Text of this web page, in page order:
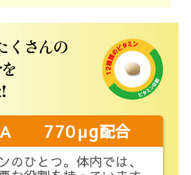
くさんの
770μg配合
のひとつ。体内では、